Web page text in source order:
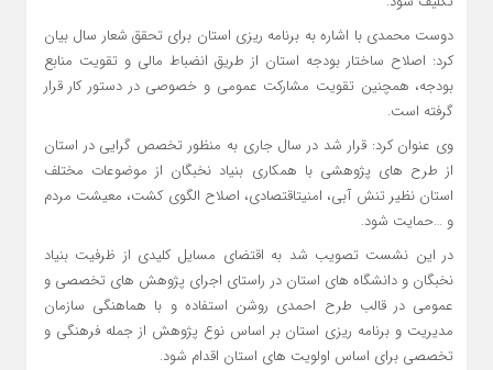
دوست محمدی با اشاره به برنامه ریزی استان برای تحقق شعار سال بیان
کرد: اصلاح ساختار بودجه استان از طریق انضباط مالی و تقویت منابع
بودجه، همچنین تقویت مشارکت عمومی و خصوصی در دستور کار قرار
گرفته است.
وی عنوان کرد: قرار شد در سال جاری به منظور تخصص گرایی در استان
از طرح های پژوهشی با همکاری بنیاد نخبگان از موضوعات مختلف
استان نظیر تنش آبی، امنیتاقتصادی، اصلاح الگوی کشت، معیشت مردم
و …حمایت شود.
در این نشست تصویب شد به اقتضای مسایل کلیدی از ظرفیت بنیاد
نخبگان و دانشگاه های استان در راستای اجرای پژوهش های تخصصی و
عمومی در قالب طرح احمدی روشن استفاده و با هماهنگی سازمان
مدیریت و برنامه ریزی استان بر اساس نوع پژوهش از جمله فرهنگی و
تخصصی برای اساس اولویت های استان اقدام شود.